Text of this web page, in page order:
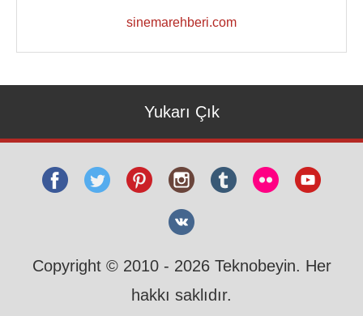
sinemarehberi.com
Yukarı Çık
Copyright © 2010 - 2026 Teknobeyin. Her
hakkı saklıdır.